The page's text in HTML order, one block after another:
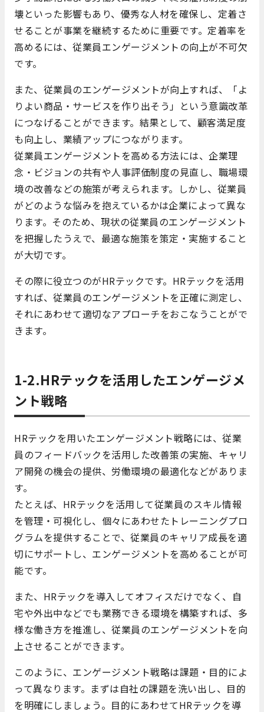
壊といった影響もあり、優秀な人材を確保し、定着さ
せることが事業を継続するために重要です。定着率を
高めるには、従業員エンゲージメントの向上が不可欠
です。
また、従業員のエンゲージメントが向上すれば、「よ
りよい商品・サービスを作り出そう」という意識改革
につなげることができます。結果として、顧客満足度
も向上し、業績アップにつながります。
従業員エンゲージメントを高める方法には、企業理
念・ビジョンの共有や人事評価制度の見直し、職場環
境の改善などの施策が考えられます。しかし、従業員
がどのような悩みを抱えているかは企業によって異な
ります。そのため、現状の従業員のエンゲージメント
を把握したうえで、最適な施策を策定・実施すること
が大切です。
その際に役立つのがHRテックです。HRテックを活用
すれば、従業員のエンゲージメントを正確に測定し、
それにあわせて適切なアプローチをおこなうことがで
きます。
1-2.HRテックを活用したエンゲージメ
ント戦略
HRテックを用いたエンゲージメント戦略には、従業
員のフィードバックを活用した改善策の実施、キャリ
ア開発の機会の提供、労働環境の最適化などがありま
す。
たとえば、HRテックを活用して従業員のスキル情報
を管理・可視化し、個々にあわせたトレーニングプロ
グラムを提供することで、従業員のキャリア成長を適
切にサポートし、エンゲージメントを高めることが可
能です。
また、HRテックを導入してオフィスだけでなく、自
宅や外出中などでも業務できる環境を構築すれば、多
様な働き方を推進し、従業員のエンゲージメントを向
上させることができます。
このように、エンゲージメント戦略は課題・目的によ
って異なります。まずは自社の課題を洗い出し、目的
を明確にしましょう。目的にあわせてHRテックを導